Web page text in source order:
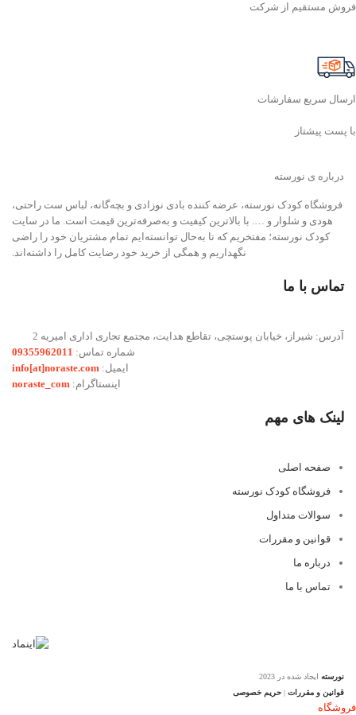
فروش مستقیم از شرکت
ارسال سریع سفارشات
با پست پیشتاز
درباره ی نورسته
فروشگاه کودک نورسته، عرضه کننده بادی نوزادی و بچه‌گانه، لباس ست راحتی،
هودی و شلوار و …. با بالاترین کیفیت و به‌صرفه‌ترین قیمت است. ما در سایت
کودک نورسته؛ مفتخریم که تا به‌حال توانسته‌ایم تمام مشتریان خود را راضی
نگهداریم و همگی از خرید خود رضایت کامل را داشته‌اند.
تماس با ما
آدرس: شیراز، خیابان پوستچی، تقاطع هدایت، مجتمع تجاری اداری امیریه 2
شماره تماس: 09355962011
ایمیل: info[at]noraste.com
اینستاگرام: noraste_com
لینک های مهم
صفحه اصلی
فروشگاه کودک نورسته
سوالات متداول
قوانین و مقررات
درباره ما
تماس با ما
نورسته ایجاد شده در 2023
قوانین و مقررات | حریم خصوصی
فروشگاه